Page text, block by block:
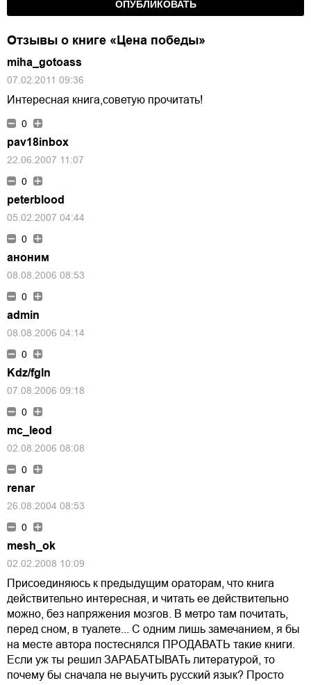
Отзывы о книге «Цена победы»
miha_gotoass
07.02.2011 09:36
Интересная книга,советую прочитать!
0
pav18inbox
22.06.2007 11:07
0
peterblood
05.02.2007 04:44
0
аноним
08.08.2006 08:53
0
admin
08.08.2006 04:14
0
Kdz/fgln
07.08.2006 09:18
0
mc_leod
02.08.2006 08:08
0
renar
26.08.2004 08:53
0
mesh_ok
02.02.2008 10:09
Присоединяюсь к предыдущим ораторам, что книга
действительно интересная, и читать ее действительно
можно, без напряжения мозгов. В метро там почитать,
перед сном, в туалете... С одним лишь замечанием, я бы
на месте автора постеснялся ПРОДАВАТЬ такие книги.
Если уж ты решил ЗАРАБАТЫВАТь литературой, то
почему бы сначала не выучить русский язык? Просто